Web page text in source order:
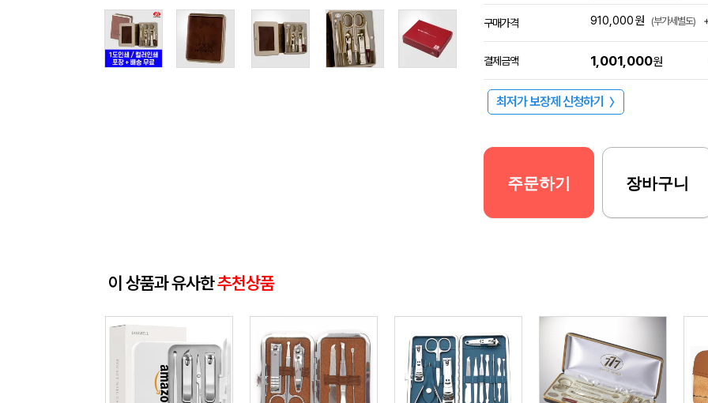
구매가격 910,000원 (부가세별도)
결제금액 1,001,000원
최저가 보장제 신청하기 〉
주문하기 장바구니
이 상품과 유사한추천상품